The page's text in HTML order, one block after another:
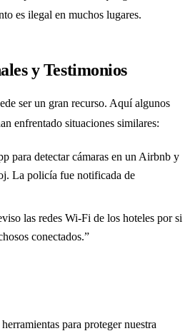
es ilegal en muchos lugares.
y Testimonios
ser un gran recurso. Aquí algunos
enfrentado situaciones similares:
para detectar cámaras en un Airbnb y
La policía fue notificada de
las redes Wi-Fi de los hoteles por si
conectados.”
para proteger nuestra